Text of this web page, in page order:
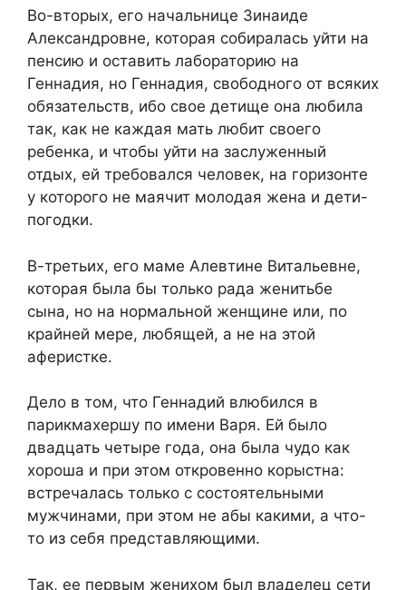
Во-вторых, его начальнице Зинаиде
Александровне, которая собиралась уйти на
пенсию и оставить лабораторию на
Геннадия, но Геннадия, свободного от всяких
обязательств, ибо свое детище она любила
так, как не каждая мать любит своего
ребенка, и чтобы уйти на заслуженный
отдых, ей требовался человек, на горизонте
у которого не маячит молодая жена и дети-
погодки.
В-третьих, его маме Алевтине Витальевне,
которая была бы только рада женитьбе
сына, но на нормальной женщине или, по
крайней мере, любящей, а не на этой
аферистке.
Дело в том, что Геннадий влюбился в
парикмахершу по имени Варя. Ей было
двадцать четыре года, она была чудо как
хороша и при этом откровенно корыстна:
встречалась только с состоятельными
мужчинами, при этом не абы какими, а что-
то из себя представляющими.
Так, ее первым женихом был владелец сети